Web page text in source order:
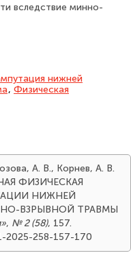
вследствие минно-
нижней
, Физическая
А. В., Корнев, А. В.
ФИЗИЧЕСКАЯ
НИЖНЕЙ
ВЗРЫВНОЙ ТРАВМЫ
, № 2 (58), 157.
2025-258-157-170